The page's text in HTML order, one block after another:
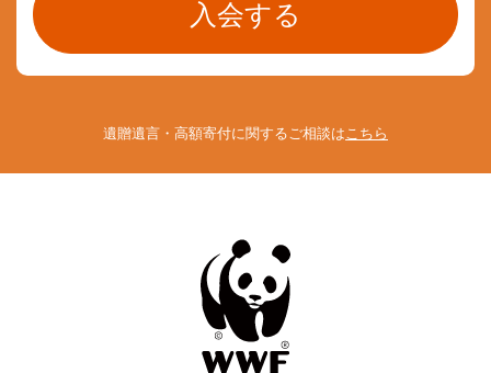
遺贈遺言・高額寄付に関するご相談はこちら